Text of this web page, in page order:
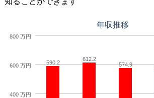
年収推移
590.2
612.2
574.9
400 万円
600 万円
800 万円